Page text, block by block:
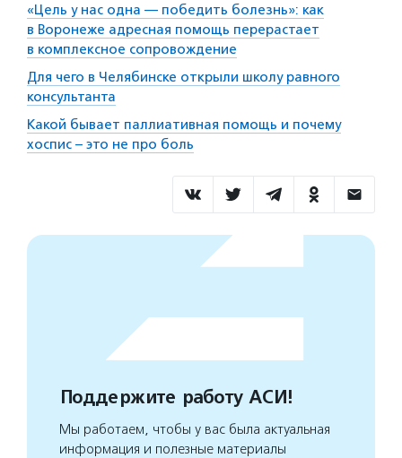
«Цель у нас одна — победить болезнь»: как
в Воронеже адресная помощь перерастает
в комплексное сопровождение
Для чего в Челябинске открыли школу равного
консультанта
Какой бывает паллиативная помощь и почему
хоспис – это не про боль
Поддержите работу АСИ!
Мы работаем, чтобы у вас была актуальная
информация и полезные материалы